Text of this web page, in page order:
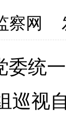
察网
委统
巡视